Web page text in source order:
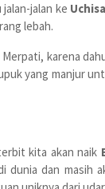
jalan ke
lebah.
Merpati, karena
yang manjur
kita akan naik
dunia dan masih